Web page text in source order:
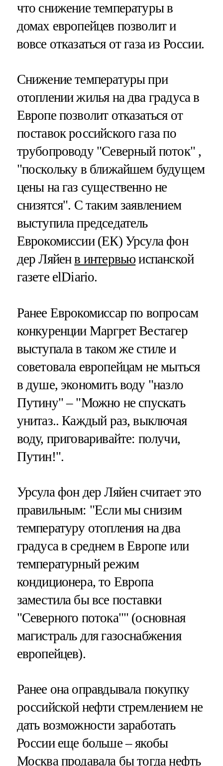
что снижение температуры в
домах европейцев позволит и
вовсе отказаться от газа из России.
Снижение температуры при
отоплении жилья на два градуса в
Европе позволит отказаться от
поставок российского газа по
трубопроводу "Северный поток" ,
"поскольку в ближайшем будущем
цены на газ существенно не
снизятся". С таким заявлением
выступила председатель
Еврокомиссии (ЕК) Урсула фон
дер Ляйенв интервьюиспанской
газете elDiario.
Ранее Еврокомиссар по вопросам
конкуренции Маргрет Вестагер
выступала в таком же стиле и
советовала европейцам не мыться
в душе, экономить воду "назло
Путину" – "Можно не спускать
унитаз.. Каждый раз, выключая
воду, приговаривайте: получи,
Путин!".
Урсула фон дер Ляйен считает это
правильным: "Если мы снизим
температуру отопления на два
градуса в среднем в Европе или
температурный режим
кондиционера, то Европа
заместила бы все поставки
"Северного потока"" (основная
магистраль для газоснабжения
европейцев).
Ранее она оправдывала покупку
российской нефти стремлением не
дать возможности заработать
России еще больше – якобы
Москва продавала бы тогда нефть